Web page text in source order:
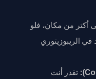
أكتر من مكان، فلو
الريبوزيتوري
تقدر أنت